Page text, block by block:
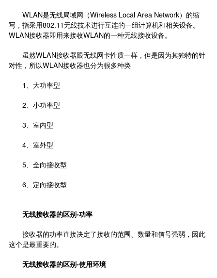
WLAN是无线局域网（Wireless Local Area Network）的缩
写，指采用802.11无线技术进行互连的一组计算机和相关设备。
WLAN接收器即用来接收WLAN的一种无线接收设备。
虽然WLAN接收器跟无线网卡性质一样，但是因为其独特的针
对性，所以WLAN接收器也分为很多种类
1、大功率型
2、小功率型
3、室内型
4、室外型
5、全向接收型
6、定向接收型
无线接收器的区别-功率
接收器的功率直接决定了接收的范围、数量和信号强弱，因此
这个是最重要的。
无线接收器的区别-使用环境